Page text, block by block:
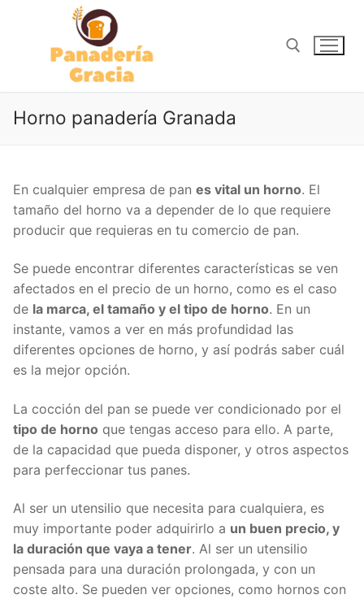
contenido
Buscar:
Horno panadería Granada
En cualquier empresa de pan es vital un horno. El
tamaño del horno va a depender de lo que requiere
producir que requieras en tu comercio de pan.
Se puede encontrar diferentes características se ven
afectados en el precio de un horno, como es el caso
de la marca, el tamaño y el tipo de horno. En un
instante, vamos a ver en más profundidad las
diferentes opciones de horno, y así podrás saber cuál
es la mejor opción.
La cocción del pan se puede ver condicionado por el
tipo de horno que tengas acceso para ello. A parte,
de la capacidad que pueda disponer, y otros aspectos
para perfeccionar tus panes.
Al ser un utensilio que necesita para cualquiera, es
muy importante poder adquirirlo a un buen precio, y
la duración que vaya a tener. Al ser un utensilio
pensada para una duración prolongada, y con un
coste alto. Se pueden ver opciones, como hornos con